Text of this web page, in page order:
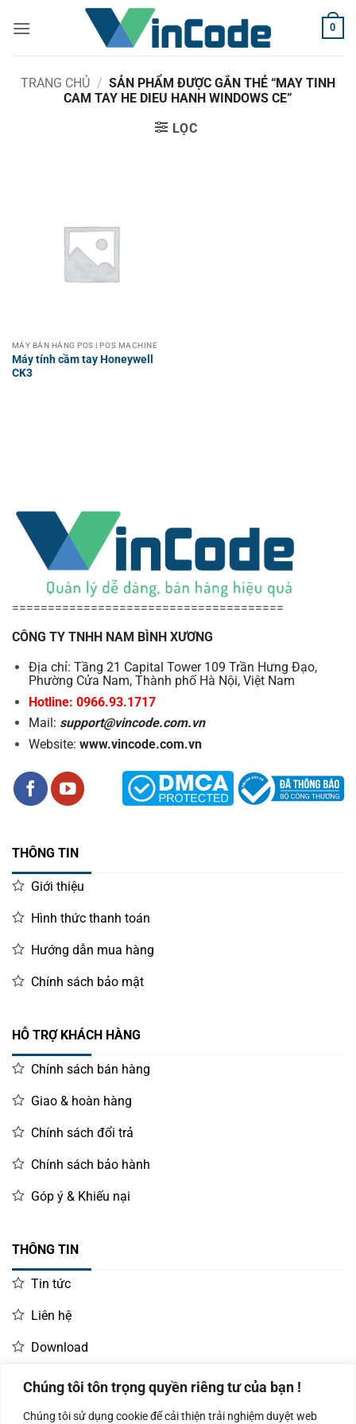
Chúng tôi tôn trọng quyền riêng tư của bạn !
Chúng tôi sử dụng cookie để cải thiện trải nghiệm duyệt web
qua
0
TRANG CHỦ / SẢN PHẨM ĐƯỢC GẮN THẺ “MAY TINH
CAM TAY HE DIEU HANH WINDOWS CE”
LỌC
MÁY BÁN HÀNG POS | POS MACHINE
Máy tính cầm tay Honeywell
CK3
======================================
CÔNG TY TNHH NAM BÌNH XƯƠNG
Địa chỉ: Tầng 21 Capital Tower 109 Trần Hưng Đạo,
Phường Cửa Nam, Thành phố Hà Nội, Việt Nam
Hotline: 0966.93.1717
Mail: support@vincode.com.vn
Website: www.vincode.com.vn
THÔNG TIN
Giới thiệu
Hình thức thanh toán
Hướng dẫn mua hàng
Chính sách bảo mật
HỖ TRỢ KHÁCH HÀNG
Chính sách bán hàng
Giao & hoàn hàng
Chính sách đổi trả
Chính sách bảo hành
Góp ý & Khiếu nại
THÔNG TIN
Tin tức
Liên hệ
Download
LIÊN HỆ MUA HÀNG